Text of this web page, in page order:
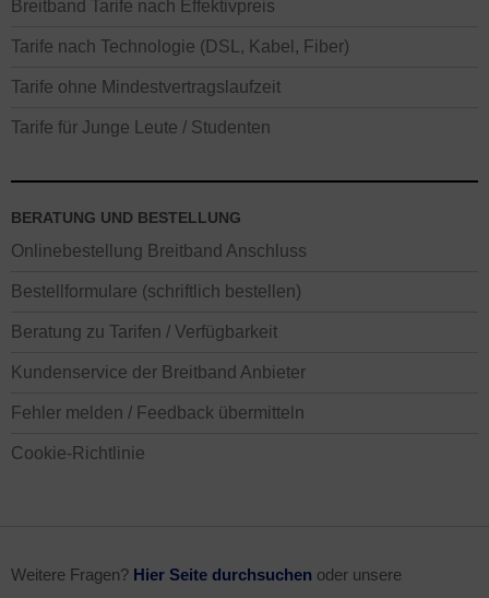
Breitband Tarife nach Effektivpreis
Tarife nach Technologie (DSL, Kabel, Fiber)
Tarife ohne Mindestvertragslaufzeit
Tarife für Junge Leute / Studenten
BERATUNG UND BESTELLUNG
Onlinebestellung Breitband Anschluss
Bestellformulare (schriftlich bestellen)
Beratung zu Tarifen / Verfügbarkeit
Kundenservice der Breitband Anbieter
Fehler melden / Feedback übermitteln
Cookie-Richtlinie
Weitere Fragen? Hier Seite durchsuchen oder unsere